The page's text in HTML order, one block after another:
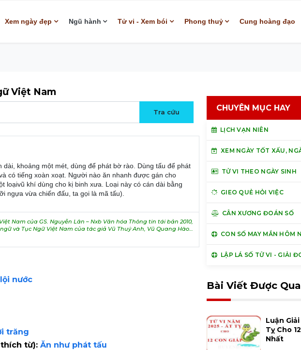
Xem ngày đẹp Ngũ hành Tử vi - Xem bói Phong thuỷ Cung hoàng đạo
Việt Nam
dài, khoảng một mét, dùng để phát bờ rào. Dùng tấu để phát
có tiếng xoàn xoạt. Người nào ăn nhanh được gán cho
loạivũ khí dùng cho kị binh xưa. Loại này có cán dài bằng
ngựa vừa chiến đấu, ta gọi là mã tấu).
Nam của GS. Nguyễn Lân – Nxb Văn hóa Thông tin tái bản 2010,
và Tục Ngữ Việt Nam của tác giả Vũ Thuý Anh, Vũ Quang Hào…
nước
trăng
từ): Ăn như phát tấu
CHUYÊN MỤC HAY
LỊCH VẠN NIÊN
XEM NGÀY TỐT XẤU,
TỬ VI THEO NGÀY SINH
GIEO QUẺ HỎI VIỆC
CÂN XƯƠNG ĐOÁN SỐ
CON SỐ MAY MẮN HÔM
LẬP LÁ SỐ TỬ VI - GIẢI
Bài Viết Được
Luận
Tỵ Cho
Nhất